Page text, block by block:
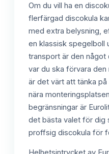
Om du vill ha en
flerfärgad discokula
med extra belysning,
en klassisk spegelboll
transport är den
var du ska förvara
är det värt att tänka
nära
begränsningar är
det bästa valet för dig
proffsig discokula för